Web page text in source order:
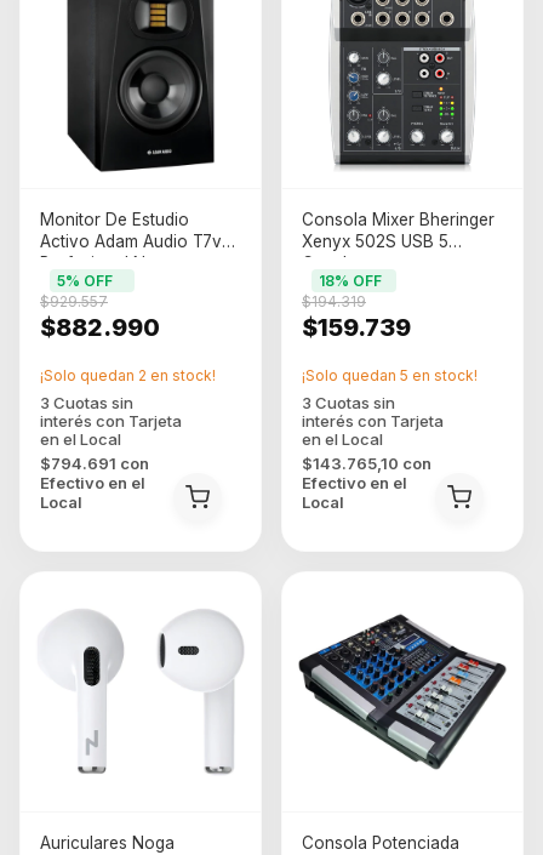
Monitor De Estudio
Activo Adam Audio T7v
Profesional Negro
$882.990
$929.557
5% OFF
$794.691 con
Efectivo en el
Local
¡Solo quedan 2 en stock!
Consola Mixer Bheringer
Xenyx 502S USB 5
Canales
$159.739
$194.319
18% OFF
$143.765,10 con
Efectivo en el
Local
¡Solo quedan 5 en stock!
Auriculares Noga Consola Potenciada